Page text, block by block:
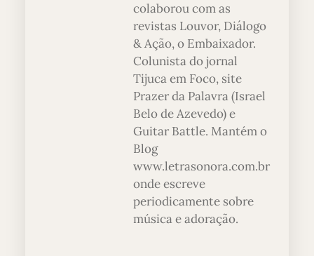
colaborou com as
revistas Louvor, Diálogo
& Ação, o Embaixador.
Colunista do jornal
Tijuca em Foco, site
Prazer da Palavra (Israel
Belo de Azevedo) e
Guitar Battle. Mantém o
Blog
www.letrasonora.com.br
onde escreve
periodicamente sobre
música e adoração.